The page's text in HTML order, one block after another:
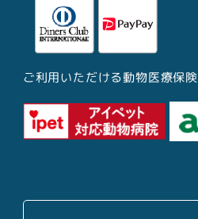
ご利用いただける動物医療保険